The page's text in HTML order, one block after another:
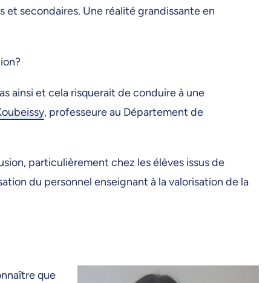
secondaires. Une réalité grandissante en
ainsi et cela risquerait de conduire à une
, professeure au Département de
particulièrement chez les élèves issus de
du personnel enseignant à la valorisation de la
que